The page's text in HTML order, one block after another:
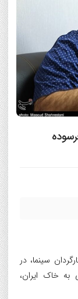
سینما، در
به خاک ایران،